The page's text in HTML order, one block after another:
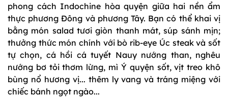
phong cách Indochine hòa quyện giữa hai nền ẩm
thực phương Đông và phương Tây. Bạn có thể khai vị
bằng món salad tươi giòn thanh mát, súp sánh mịn;
thưởng thức món chính với bò rib-eye Úc steak và sốt
tự chọn, cá hồi cá tuyết Nauy nướng than, nghêu
nướng bơ tỏi thơm lừng, mì Ý quyện sốt, vịt treo khô
bùng nổ hương vị... thêm ly vang và tráng miệng với
chiếc bánh ngọt ngào...